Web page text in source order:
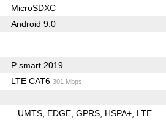
MicroSDXC
Android 9.0
P smart 2019
LTE CAT6 301 Mbps
UMTS EDGE GPRS HSPA+ LTE